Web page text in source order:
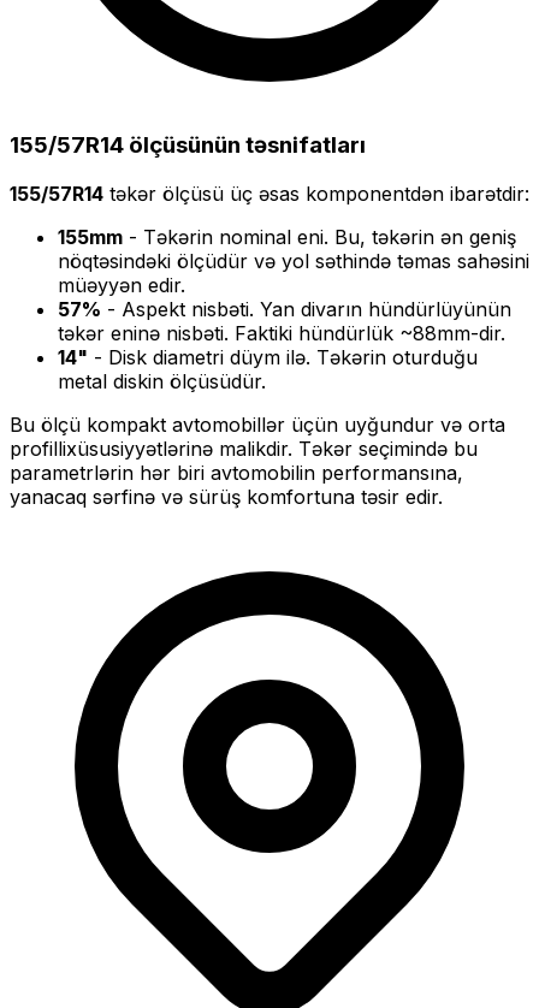
155/57R14 ölçüsünün təsnifatları
155/57R14 təkər ölçüsü üç əsas komponentdən ibarətdir:
155mm - Təkərin nominal eni. Bu, təkərin ən geniş
nöqtəsindəki ölçüdür və yol səthində təmas sahəsini
müəyyən edir.
57% - Aspekt nisbəti. Yan divarın hündürlüyünün
təkər eninə nisbəti. Faktiki hündürlük ~88mm-dir.
14" - Disk diametri düym ilə. Təkərin oturduğu
metal diskin ölçüsüdür.
Bu ölçü kompakt avtomobillər üçün uyğundur və orta
profillixüsusiyyətlərinə malikdir. Təkər seçimində bu
parametrlərin hər biri avtomobilin performansına,
yanacaq sərfinə və sürüş komfortuna təsir edir.